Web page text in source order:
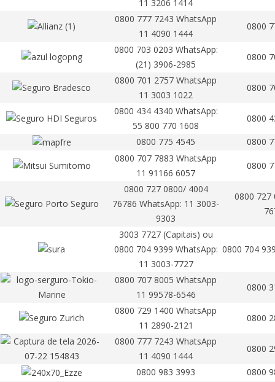
11 3206 1414
0800 777 7243 WhatsApp
11 4090 1444
0800
0800 703 0203 WhatsApp:
(21) 3906-2985
0800
0800 701 2757 WhatsApp
11 3003 1022
0800
0800 434 4340 WhatsApp:
55 800 770 1608
0800
0800 775 4545
0800
0800 707 7883 WhatsApp
11 91166 6057
0800
0800 727 0800/ 4004
76786 WhatsApp: 11 3003-
9303
0800 727
3003 7727 (Capitais) ou
0800 704 9399 WhatsApp:
11 3003-7727
0800 704
0800 707 8005 WhatsApp
11 99578-6546
0800
0800 729 1400 WhatsApp
11 2890-2121
0800
0800 777 7243 WhatsApp
11 4090 1444
0800
0800 983 3993
0800